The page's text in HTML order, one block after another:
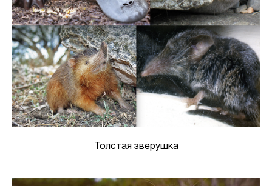
Толстая зверушка